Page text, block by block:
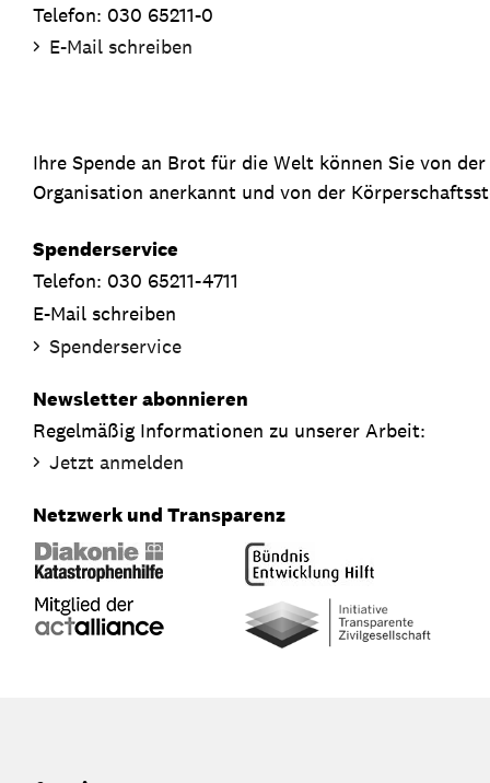
Telefon: 030 65211-0
E-Mail schreiben
Ihre Spende an Brot für die Welt können Sie von
Organisation anerkannt und von der
Spenderservice
Telefon: 030 65211-4711
E-Mail schreiben
Spenderservice
Newsletter abonnieren
Regelmäßig Informationen zu unserer Arbeit:
Jetzt anmelden
Netzwerk und Transparenz